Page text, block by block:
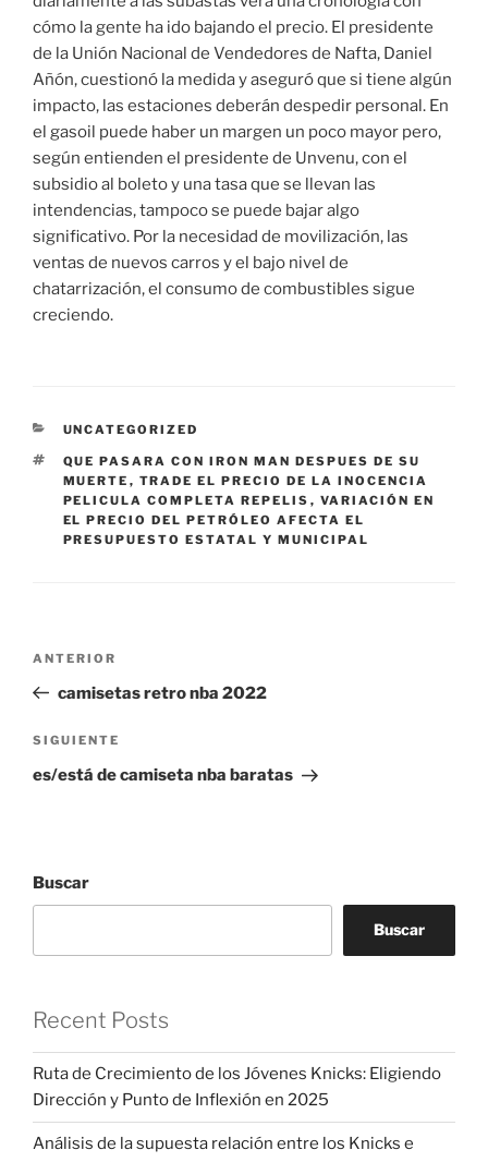
cómo la gente ha ido bajando el precio. El presidente
de la Unión Nacional de Vendedores de Nafta, Daniel
Añón, cuestionó la medida y aseguró que si tiene algún
impacto, las estaciones deberán despedir personal. En
el gasoil puede haber un margen un poco mayor pero,
según entienden el presidente de Unvenu, con el
subsidio al boleto y una tasa que se llevan las
intendencias, tampoco se puede bajar algo
significativo. Por la necesidad de movilización, las
ventas de nuevos carros y el bajo nivel de
chatarrización, el consumo de combustibles sigue
creciendo.
CATEGORÍAS
UNCATEGORIZED
ETIQUETAS
QUE PASARA CON IRON MAN DESPUES DE SU
MUERTE , TRADE EL PRECIO DE LA INOCENCIA
PELICULA COMPLETA REPELIS , VARIACIÓN EN
EL PRECIO DEL PETRÓLEO AFECTA EL
PRESUPUESTO ESTATAL Y MUNICIPAL
entradas
Entrada
anterior:
ANTERIOR
camisetas retro nba 2022
Siguiente
entrada
SIGUIENTE
es/está de camiseta nba baratas
Buscar
Buscar
Recent Posts
Ruta de Crecimiento de los Jóvenes Knicks: Eligiendo
Dirección y Punto de Inflexión en 2025
Análisis de la supuesta relación entre los Knicks e